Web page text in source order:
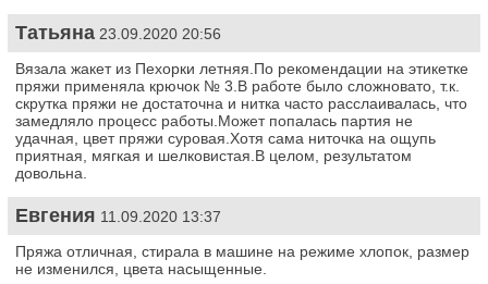
Татьяна 23.09.2020 20:56
Вязала жакет из Пехорки летняя.По рекомендации на этикетке
пряжи применяла крючок № 3.В работе было сложновато, т.к.
скрутка пряжи не достаточна и нитка часто расслаивалась, что
замедляло процесс работы.Может попалась партия не
удачная, цвет пряжи суровая.Хотя сама ниточка на ощупь
приятная, мягкая и шелковистая.В целом, результатом
довольна.
Евгения 11.09.2020 13:37
Пряжа отличная, стирала в машине на режиме хлопок, размер
не изменился, цвета насыщенные.